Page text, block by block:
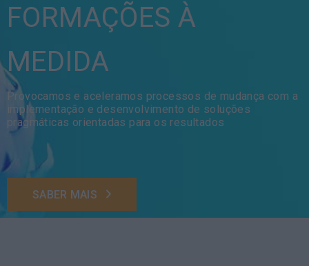
FORMAÇÕES À
MEDIDA
Provocamos e aceleramos processos de mudança com a
implementação e desenvolvimento de soluções
pragmáticas orientadas para os resultados
SABER MAIS